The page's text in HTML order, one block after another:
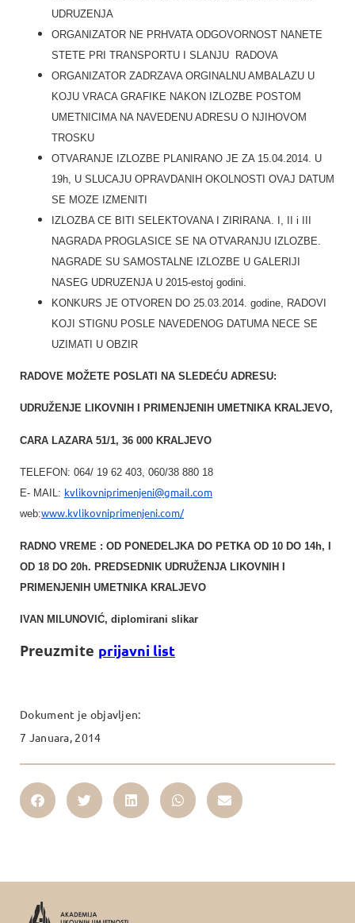
UDRUZENJA
ORGANIZATOR NE PRHVATA ODGOVORNOST NANETE
STETE PRI TRANSPORTU I SLANJU RADOVA
ORGANIZATOR ZADRZAVA ORGINALNU AMBALAZU U
KOJU VRACA GRAFIKE NAKON IZLOZBE POSTOM
UMETNICIMA NA NAVEDENU ADRESU O NJIHOVOM
TROSKU
OTVARANJE IZLOZBE PLANIRANO JE ZA 15.04.2014. U
19h, U SLUCAJU OPRAVDANIH OKOLNOSTI OVAJ DATUM
SE MOZE IZMENITI
IZLOZBA CE BITI SELEKTOVANA I ZIRIRANA. I, II i III
NAGRADA PROGLASICE SE NA OTVARANJU IZLOZBE.
NAGRADE SU SAMOSTALNE IZLOZBE U GALERIJI
NASEG UDRUZENJA U 2015-estoj godini.
KONKURS JE OTVOREN DO 25.03.2014. godine, RADOVI
KOJI STIGNU POSLE NAVEDENOG DATUMA NECE SE
UZIMATI U OBZIR
RADOVE MOŽETE POSLATI NA SLEDEĆU ADRESU:
UDRUŽENJE LIKOVNIH I PRIMENJENIH UMETNIKA KRALJEVO,
CARA LAZARA 51/1, 36 000 KRALJEVO
TELEFON: 064/ 19 62 403, 060/38 880 18
E- MAIL: kvlikovniprimenjeni@gmail.com
web:www.kvlikovniprimenjeni.com/
RADNO VREME : OD PONEDELJKA DO PETKA OD 10 DO 14h, I
OD 18 DO 20h. PREDSEDNIK UDRUŽENJA LIKOVNIH I
PRIMENJENIH UMETNIKA KRALJEVO
IVAN MILUNOVIĆ, diplomirani slikar
Preuzmite prijavni list
Dokument je objavljen:
7 Januara, 2014